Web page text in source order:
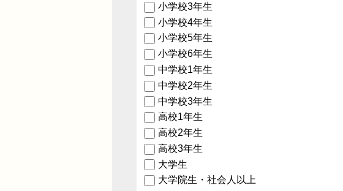
小学校3年生
小学校4年生
小学校5年生
小学校6年生
中学校1年生
中学校2年生
中学校3年生
高校1年生
高校2年生
高校3年生
大学生
大学院生・社会人以上